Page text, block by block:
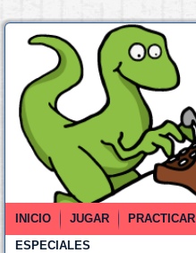
INICIO JUGAR PRACTICAR
ESPECIALES